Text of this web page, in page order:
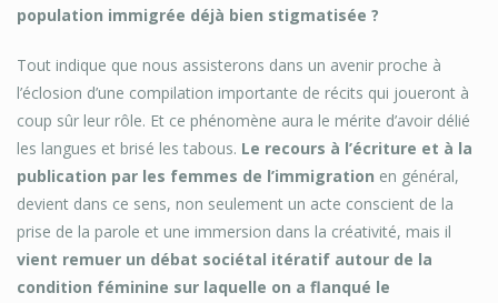
population immigrée déjà bien stigmatisée ?
Tout indique que nous assisterons dans un avenir proche à
l’éclosion d’une compilation importante de récits qui joueront à
coup sûr leur rôle. Et ce phénomène aura le mérite d’avoir délié
les langues et brisé les tabous. Le recours à l’écriture et à la
publication par les femmes de l’immigration en général,
devient dans ce sens, non seulement un acte conscient de la
prise de la parole et une immersion dans la créativité, mais il
vient remuer un débat sociétal itératif autour de la
condition féminine sur laquelle on a flanqué le